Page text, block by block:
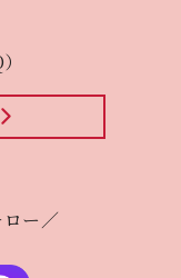
ー／